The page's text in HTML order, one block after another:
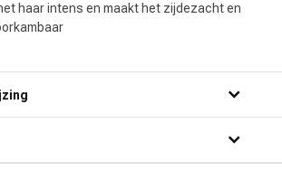
haar intens en maakt het zijdezacht en